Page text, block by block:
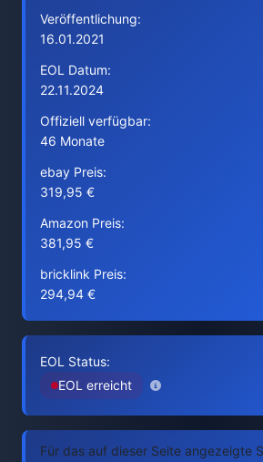
Veröffentlichung:
16.01.2021
EOL Datum:
22.11.2024
Offiziell verfügbar:
46 Monate
ebay Preis:
319,95 €
Amazon Preis:
381,95 €
bricklink Preis:
294,94 €
EOL Status:
EOL erreicht
Für das auf dieser Seite angezeigte